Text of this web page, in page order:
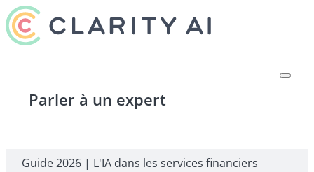
Parler à un expert
Guide 2026 | L'IA dans les services financiers